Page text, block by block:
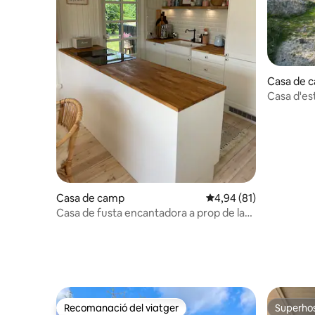
Casa de camp 4,94 de puntuació
4,94 (81)
Casa de fusta encantadora a prop de la
Casa de
Casa
Recomanació del viatger